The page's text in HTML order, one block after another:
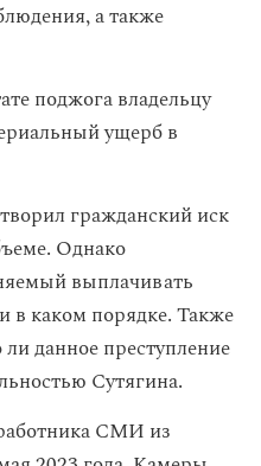
а также
поджога владельцу
ущерб в
гражданский иск
Однако
выплачивать
в каком порядке. Также
данное преступление
Сутягина.
СМИ из